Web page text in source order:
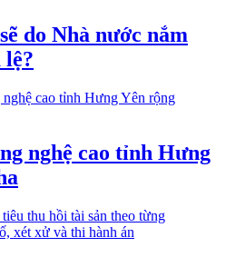
do Nhà nước nắm
lệ?
nghệ cao tỉnh Hưng